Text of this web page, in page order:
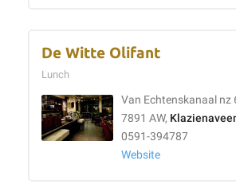
De Witte Olifant
Lunch
Van Echtenskanaal nz
7891 AW,
0591-394787
Website